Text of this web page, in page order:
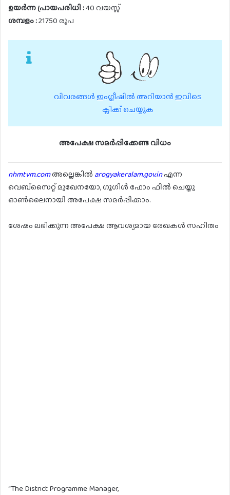
ഉയർന്ന പ്രായപരിധി :40 വയസ്സ്
ശമ്പളം :21750 രൂപ
വിവരങ്ങൾ ഇംഗ്ലീഷിൽ അറിയാൻ ഇവിടെ
ക്ലിക്ക് ചെയ്യുക
അപേക്ഷ സമർപ്പിക്കേണ്ട വിധം
nhmtvm.comഅല്ലെങ്കിൽ arogyakeralam.gov.inഎന്ന
വെബ്സൈറ്റ് മുഖേനയോ, ഗൂഗിൾ ഫോം ഫിൽ ചെയ്തു
ഓൺലൈനായി അപേക്ഷ സമർപ്പിക്കാം.
ശേഷം ലഭിക്കുന്ന അപേക്ഷ ആവശ്യമായ രേഖകൾ സഹിതം
“The District Programme Manager,